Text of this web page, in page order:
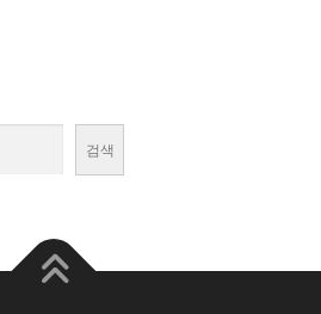
검색